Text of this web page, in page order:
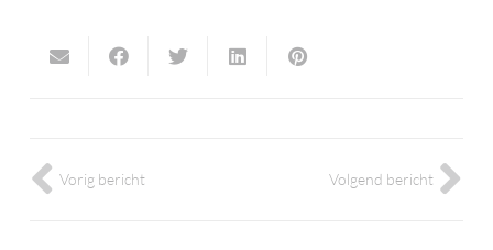
Vorig bericht Volgend bericht